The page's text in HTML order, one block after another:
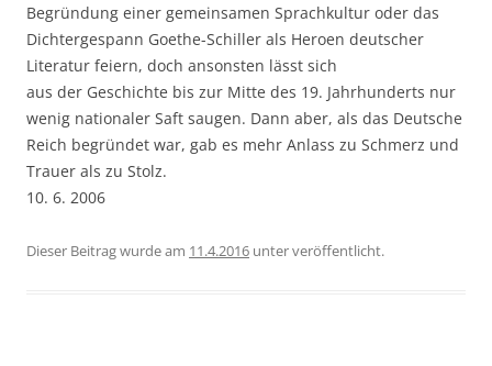
Begründung einer gemeinsamen Sprachkultur oder das
Dichtergespann Goethe-Schiller als Heroen deutscher
Literatur feiern, doch ansonsten lässt sich
aus der Geschichte bis zur Mitte des 19. Jahrhunderts nur
wenig nationaler Saft saugen. Dann aber, als das Deutsche
Reich begründet war, gab es mehr Anlass zu Schmerz und
Trauer als zu Stolz.
10. 6. 2006
Dieser Beitrag wurde am 11.4.2016 unterveröffentlicht.